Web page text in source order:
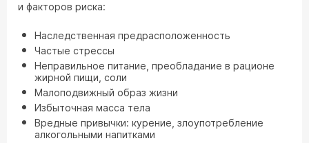
и факторов риска:
Наследственная предрасположенность
Частые стрессы
Неправильное питание, преобладание в рационе
жирной пищи, соли
Малоподвижный образ жизни
Избыточная масса тела
Вредные привычки: курение, злоупотребление
алкогольными напитками